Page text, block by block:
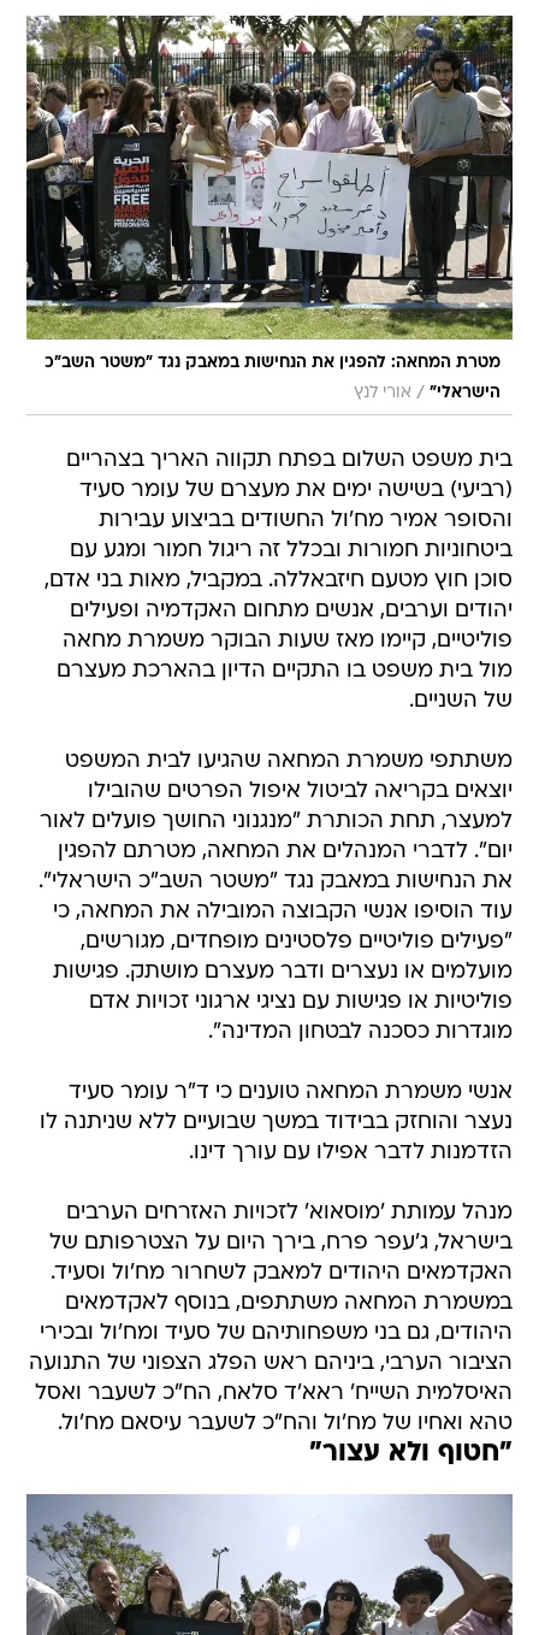
מטרת המחאה: להפגין את הנחישות במאבק נגד "משטר השב"כ
הישראלי" / אורי לנץ
בית משפט השלום בפתח תקווה האריך בצהריים
(רביעי) בשישה ימים את מעצרם של עומר סעיד
והסופר אמיר מח'ול החשודים בביצוע עבירות
ביטחוניות חמורות ובכלל זה ריגול חמור ומגע עם
סוכן חוץ מטעם חיזבאללה. במקביל, מאות בני אדם,
יהודים וערבים, אנשים מתחום האקדמיה ופעילים
פוליטיים, קיימו מאז שעות הבוקר משמרת מחאה
מול בית משפט בו התקיים הדיון בהארכת מעצרם
של השניים.
משתתפי משמרת המחאה שהגיעו לבית המשפט
יוצאים בקריאה לביטול איפול הפרטים שהובילו
למעצר, תחת הכותרת "מנגנוני החושך פועלים לאור
יום". לדברי המנהלים את המחאה, מטרתם להפגין
את הנחישות במאבק נגד "משטר השב"כ הישראלי".
עוד הוסיפו אנשי הקבוצה המובילה את המחאה, כי
"פעילים פוליטיים פלסטינים מופחדים, מגורשים,
מועלמים או נעצרים ודבר מעצרם מושתק. פגישות
פוליטיות או פגישות עם נציגי ארגוני זכויות אדם
מוגדרות כסכנה לבטחון המדינה".
אנשי משמרת המחאה טוענים כי ד"ר עומר סעיד
נעצר והוחזק בבידוד במשך שבועיים ללא שניתנה לו
הזדמנות לדבר אפילו עם עורך דינו.
מנהל עמותת 'מוסאוא' לזכויות האזרחים הערבים
בישראל, ג'עפר פרח, בירך היום על הצטרפותם של
האקדמאים היהודים למאבק לשחרור מח'ול וסעיד.
במשמרת המחאה משתתפים, בנוסף לאקדמאים
היהודים, גם בני משפחותיהם של סעיד ומח'ול ובכירי
הציבור הערבי, ביניהם ראש הפלג הצפוני של התנועה
האיסלמית השייח' ראא'ד סלאח, הח"כ לשעבר ואסל
טהא ואחיו של מח'ול והח"כ לשעבר עיסאם מח'ול.
"חטוף ולא עצור"